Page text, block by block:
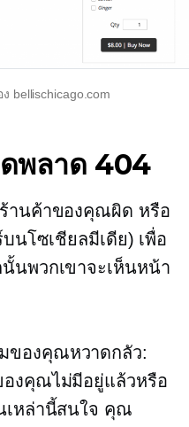
bellischicago.com
พลาด 404
านค้าของคุณผิด หรือ
นโซเชียลมีเดีย) เพื่อ
นพวกเขาจะเห็นหน้า
ของคุณหวาดกลัว:
องคุณไม่มีอยู่แล้วหรือ
เหล่านี้สนใจ คุณ